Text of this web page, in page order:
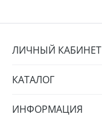
ЛИЧНЫЙ КАБИНЕТ
КАТАЛОГ
ИНФОРМАЦИЯ